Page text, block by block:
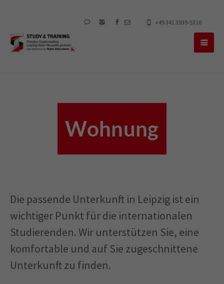
+49 341 3939-5310
Wohnung
Die passende Unterkunft in Leipzig ist ein
wichtiger Punkt für die internationalen
Studierenden. Wir unterstützen Sie, eine
komfortable und auf Sie zugeschnittene
Unterkunft zu finden.